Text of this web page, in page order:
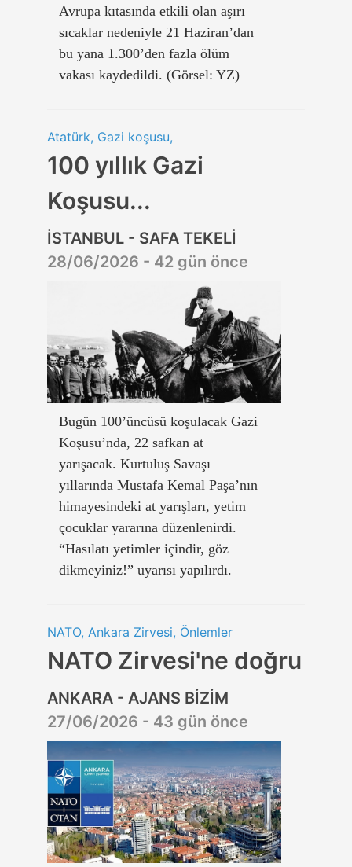
Avrupa kıtasında etkili olan aşırı
sıcaklar nedeniyle 21 Haziran’dan
bu yana 1.300’den fazla ölüm
vakası kaydedildi. (Görsel: YZ)
Atatürk, Gazi koşusu,
100 yıllık Gazi
Koşusu...
İSTANBUL - SAFA TEKELİ
28/06/2026 - 42 gün önce
Bugün 100’üncüsü koşulacak Gazi
Koşusu’nda, 22 safkan at
yarışacak. Kurtuluş Savaşı
yıllarında Mustafa Kemal Paşa’nın
himayesindeki at yarışları, yetim
çocuklar yararına düzenlenirdi.
“Hasılatı yetimler içindir, göz
dikmeyiniz!” uyarısı yapılırdı.
NATO, Ankara Zirvesi, Önlemler
NATO Zirvesi'ne doğru
ANKARA - AJANS BİZİM
27/06/2026 - 43 gün önce